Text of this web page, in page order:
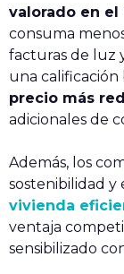
valorado en el
consuma
facturas de luz
una calificación
precio más
adicionales de
Además, los
sostenibilidad y
vivienda
ventaja
sensibilizado